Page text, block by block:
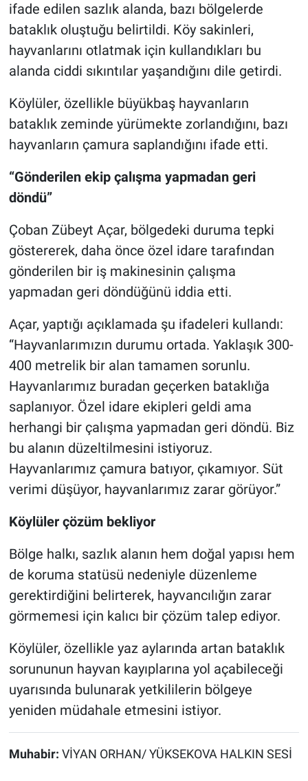
ifade edilen sazlık alanda, bazı bölgelerde
bataklık oluştuğu belirtildi. Köy sakinleri,
hayvanlarını otlatmak için kullandıkları bu
alanda ciddi sıkıntılar yaşandığını dile getirdi.
Köylüler, özellikle büyükbaş hayvanların
bataklık zeminde yürümekte zorlandığını, bazı
hayvanların çamura saplandığını ifade etti.
“Gönderilen ekip çalışma yapmadan geri
döndü”
Çoban Zübeyt Açar, bölgedeki duruma tepki
göstererek, daha önce özel idare tarafından
gönderilen bir iş makinesinin çalışma
yapmadan geri döndüğünü iddia etti.
Açar, yaptığı açıklamada şu ifadeleri kullandı:
“Hayvanlarımızın durumu ortada. Yaklaşık 300-
400 metrelik bir alan tamamen sorunlu.
Hayvanlarımız buradan geçerken bataklığa
saplanıyor. Özel idare ekipleri geldi ama
herhangi bir çalışma yapmadan geri döndü. Biz
bu alanın düzeltilmesini istiyoruz.
Hayvanlarımız çamura batıyor, çıkamıyor. Süt
verimi düşüyor, hayvanlarımız zarar görüyor.”
Köylüler çözüm bekliyor
Bölge halkı, sazlık alanın hem doğal yapısı hem
de koruma statüsü nedeniyle düzenleme
gerektirdiğini belirterek, hayvancılığın zarar
görmemesi için kalıcı bir çözüm talep ediyor.
Köylüler, özellikle yaz aylarında artan bataklık
sorununun hayvan kayıplarına yol açabileceği
uyarısında bulunarak yetkililerin bölgeye
yeniden müdahale etmesini istiyor.
Muhabir: VİYAN ORHAN/ YÜKSEKOVA HALKIN SESİ